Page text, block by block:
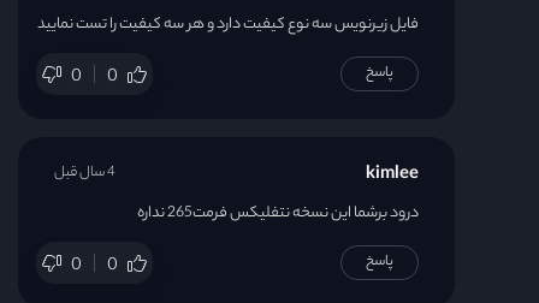
فایل زیرنویس سه نوع کیفیت دارد و هر سه کیفیت را تست نمایید
0 0 پاسخ
kimlee
درود برشما این نسخه نتفلیکس فرمت265 نداره
0 0
4 سال قبل
پاسخ